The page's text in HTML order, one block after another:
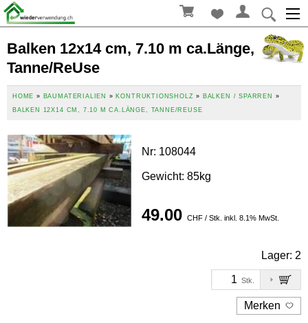
Balken 12x14 cm, 7.10 m ca.Länge,
Tanne/ReUse
HOME » BAUMATERIALIEN » KONTRUKTIONSHOLZ » BALKEN / SPARREN
»
BALKEN 12X14 CM, 7.10 M CA.LÄNGE, TANNE/REUSE
Nr: 108044
Gewicht: 85kg
49.00 CHF / Stk. inkl. 8.1% MwSt.
Lager: 2
Stk.
Merken